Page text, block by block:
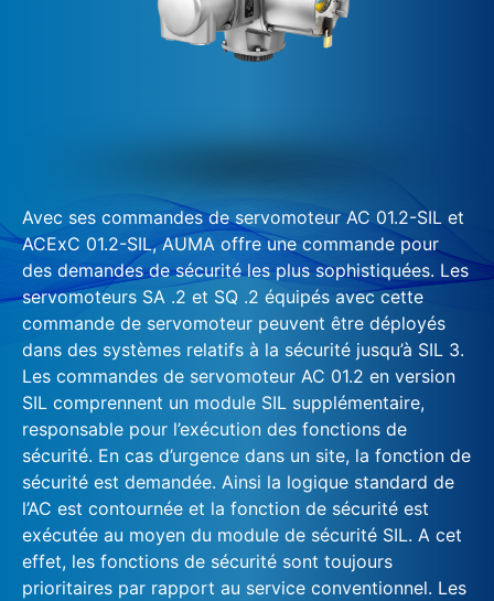
Avec ses commandes de servomoteur AC 01.2-SIL et
ACExC 01.2-SIL, AUMA offre une commande pour
des demandes de sécurité les plus sophistiquées. Les
servomoteurs SA .2 et SQ .2 équipés avec cette
commande de servomoteur peuvent être déployés
dans des systèmes relatifs à la sécurité jusqu’à SIL 3.
Les commandes de servomoteur AC 01.2 en version
SIL comprennent un module SIL supplémentaire,
responsable pour l’exécution des fonctions de
sécurité. En cas d’urgence dans un site, la fonction de
sécurité est demandée. Ainsi la logique standard de
l’AC est contournée et la fonction de sécurité est
exécutée au moyen du module de sécurité SIL. A cet
effet, les fonctions de sécurité sont toujours
prioritaires par rapport au service conventionnel. Les